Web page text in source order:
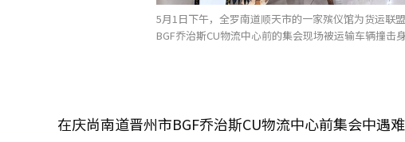
5月1日下午，全罗南道顺天市的一家殡仪馆为货运联
BGF乔治斯CU物流中心前的集会现场被运输车辆撞击身
在庆尚南道晋州市BGF乔治斯CU物流中心前集会中遇